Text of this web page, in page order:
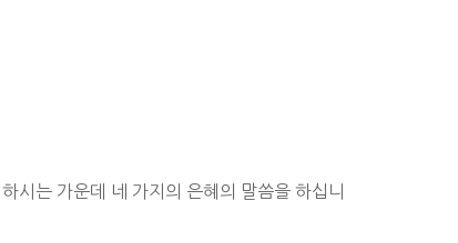
시는 가운데 네 가지의 은혜의 말씀을 하십니